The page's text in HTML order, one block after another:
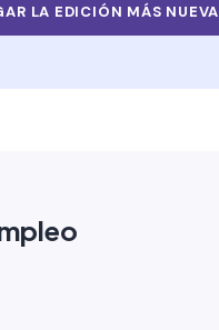
LA EDICIÓN MÁS NUEVA